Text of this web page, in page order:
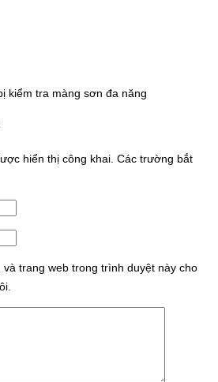
kiểm tra màng sơn đa năng
hiển thị công khai. Các trường bắt
trang web trong trình duyệt này cho